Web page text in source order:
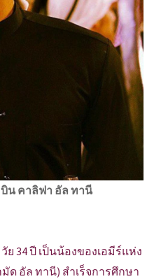
น คาลิฟา อัล ทานี
34 ปี เป็นน้องของเอมีร์แห่ง
ด อัล ทานี) สำเร็จการศึกษา